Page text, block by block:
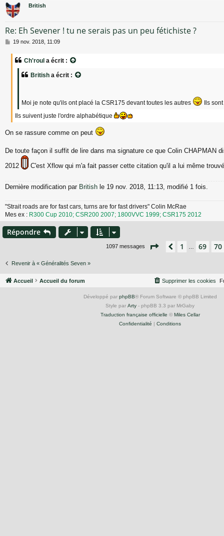
British
Re: Eh Sevener ! tu ne serais pas un peu fétichiste ?
M19 nov. 2018, 11:09
Ch'roul a écrit :
British a écrit :
Moi je note qu'ils ont placé la CSR175 devant toutes les autres
Ils
Ils suivent juste l'ordre alphabétique
On se rassure comme on peut
De toute façon il suffit de lire dans ma signature ce que Colin CHAPMAN
2012
C'est Xflow qui m'a fait passer cette citation qu'il a lui même
Dernière modification par British le 19 nov. 2018, 11:13, modifié 1 fois.
"Strait roads are for fast cars, turns are for fast drivers" Colin McRae
Mes ex : R300 Cup 2010; CSR200 2007; 1800VVC 1999; CSR175 2012
Répondre
1097 messages Page 71 sur74
Précédent
1 69 70
Revenir à « Généralités Seven »
Accueil Accueil du forum Supprimer les cookies
Développé par phpBB® Forum Software © phpBB Limited
Style par Arty - phpBB 3.3 par MrGaby
Traduction française officielle © Miles Cellar
Confidentialité | Conditions